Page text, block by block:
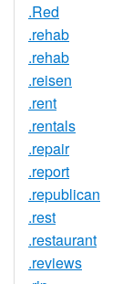
.Red
.rehab
.rehab
.reisen
.rent
.rentals
.repair
.report
.republican
.rest
.restaurant
.reviews